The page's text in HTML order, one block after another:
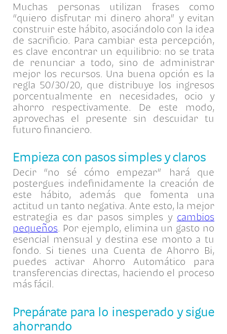
Muchas personas utilizan frases como
“quiero disfrutar mi dinero ahora” y evitan
construir este hábito, asociándolo con la idea
de sacrificio. Para cambiar esta percepción,
es clave encontrar un equilibrio: no se trata
de renunciar a todo, sino de administrar
mejor los recursos. Una buena opción es la
regla 50/30/20, que distribuye los ingresos
porcentualmente en necesidades, ocio y
ahorro respectivamente. De este modo,
aprovechas el presente sin descuidar tu
futuro financiero.
Empieza con pasos simples y claros
Decir “no sé cómo empezar” hará que
postergues indefinidamente la creación de
este hábito, además que fomenta una
actitud un tanto negativa. Ante esto, la mejor
estrategia es dar pasos simples y cambios
pequeños. Por ejemplo, elimina un gasto no
esencial mensual y destina ese monto a tu
fondo. Si tienes una Cuenta de Ahorro Bi,
puedes activar Ahorro Automático para
transferencias directas, haciendo el proceso
más fácil.
Prepárate para lo inesperado y sigue
ahorrando